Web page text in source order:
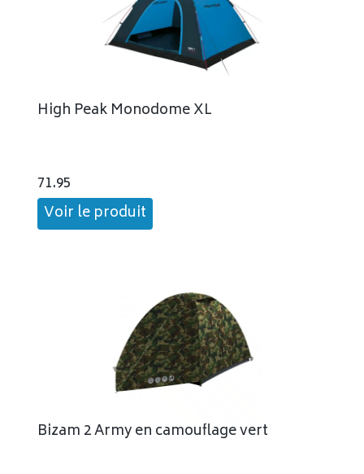
High Peak Monodome XL
71.95
Voir le produit
Bizam 2 Army en camouflage vert